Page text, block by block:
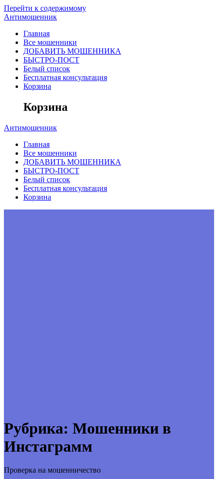
Перейти к содержимому
Антимошенник
Главная
Все мошенники
ДОБАВИТЬ МОШЕННИКА
БЫСТРО-ПОСТ
Белый список
Бесплатная консультация
Корзина
Корзина
Антимошенник
Главная
Все мошенники
ДОБАВИТЬ МОШЕННИКА
БЫСТРО-ПОСТ
Белый список
Бесплатная консультация
Корзина
Рубрика: Мошенники в
Инстаграмм
Проверка на мошенничество